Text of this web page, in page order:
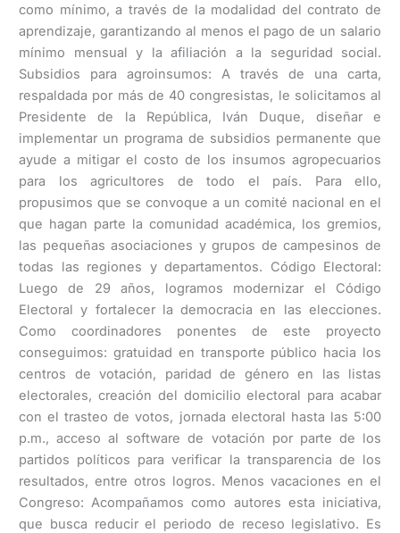
como mínimo, a través de la modalidad del contrato de
aprendizaje, garantizando al menos el pago de un salario
mínimo mensual y la afiliación a la seguridad social.
Subsidios para agroinsumos: A través de una carta,
respaldada por más de 40 congresistas, le solicitamos al
Presidente de la República, Iván Duque, diseñar e
implementar un programa de subsidios permanente que
ayude a mitigar el costo de los insumos agropecuarios
para los agricultores de todo el país. Para ello,
propusimos que se convoque a un comité nacional en el
que hagan parte la comunidad académica, los gremios,
las pequeñas asociaciones y grupos de campesinos de
todas las regiones y departamentos. Código Electoral:
Luego de 29 años, logramos modernizar el Código
Electoral y fortalecer la democracia en las elecciones.
Como coordinadores ponentes de este proyecto
conseguimos: gratuidad en transporte público hacia los
centros de votación, paridad de género en las listas
electorales, creación del domicilio electoral para acabar
con el trasteo de votos, jornada electoral hasta las 5:00
p.m., acceso al software de votación por parte de los
partidos políticos para verificar la transparencia de los
resultados, entre otros logros. Menos vacaciones en el
Congreso: Acompañamos como autores esta iniciativa,
que busca reducir el periodo de receso legislativo. Es